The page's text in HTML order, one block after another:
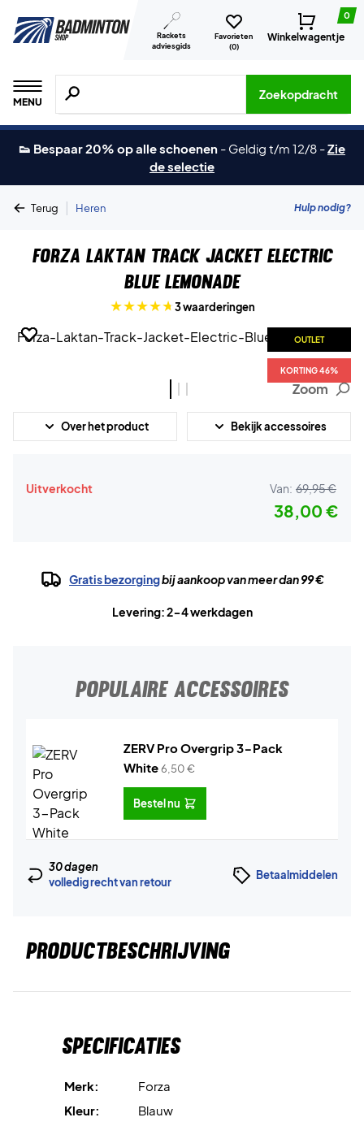
Rackets
adviesgids
Favorieten
(0)
0
Winkelwagentje
MENU
Zoeken naar producten, merken etc.
Zoekopdracht
👟 Bespaar 20% op alle schoenen - Geldig t/m 12/8 -Zie
de selectie
Terug | Heren Hulp nodig?
Forza Laktan Track Jacket Electric
Blue Lemonade
3 waarderingen
OUTLET
KORTING 46%
OUTLET
KORTING 46%
OUTLET
KORTING 46%
Zoom
Over het product Bekijk accessoires
Uitverkocht Van: 69,95 €
38,00 €
Gratis bezorgingbij aankoop van meer dan 99 €
Levering: 2-4 werkdagen
POPULAIRE ACCESSOIRES
ZERV Pro Overgrip 3-Pack
White6,50€
Bestel nu
30 dagen
volledig recht van retour
Betaalmiddelen
PRODUCTBESCHRIJVING
Specificaties
Merk:
Forza
Kleur:
Blauw